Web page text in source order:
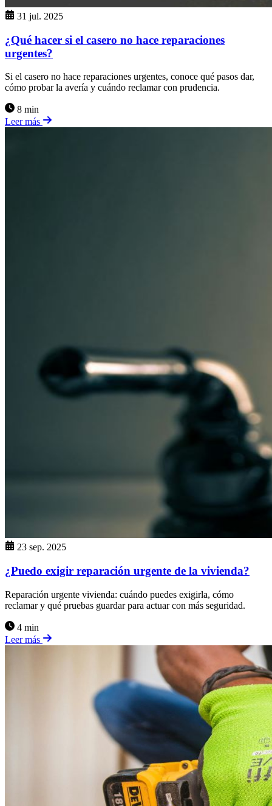
31 jul. 2025
¿Qué hacer si el casero no hace reparaciones
urgentes?
Si el casero no hace reparaciones urgentes, conoce qué pasos dar,
cómo probar la avería y cuándo reclamar con prudencia.
8 min
Leer más
23 sep. 2025
¿Puedo exigir reparación urgente de la vivienda?
Reparación urgente vivienda: cuándo puedes exigirla, cómo
reclamar y qué pruebas guardar para actuar con más seguridad.
4 min
Leer más